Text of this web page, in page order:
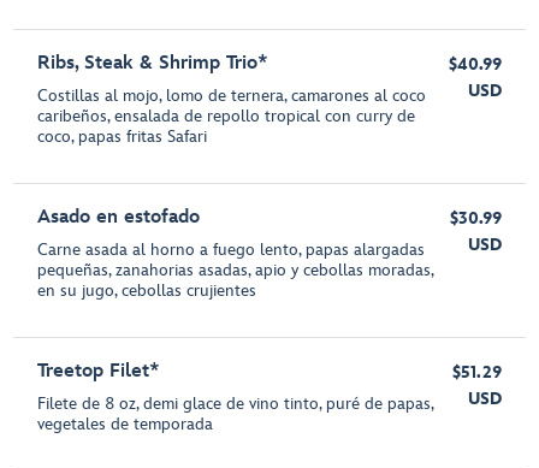
Ribs, Steak & Shrimp Trio*
Costillas al mojo, lomo de ternera, camarones al coco
caribeños, ensalada de repollo tropical con curry de
coco, papas fritas Safari
$40.99
USD
Asado en estofado
Carne asada al horno a fuego lento, papas alargadas
pequeñas, zanahorias asadas, apio y cebollas moradas,
en su jugo, cebollas crujientes
$30.99
USD
Treetop Filet*
Filete de 8 oz, demi glace de vino tinto, puré de papas,
vegetales de temporada
$51.29
USD